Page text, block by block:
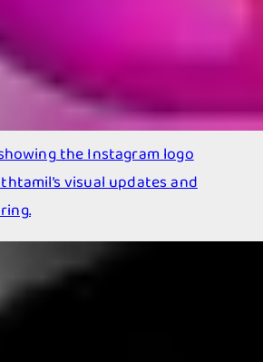
the Instagram logo
visual updates and